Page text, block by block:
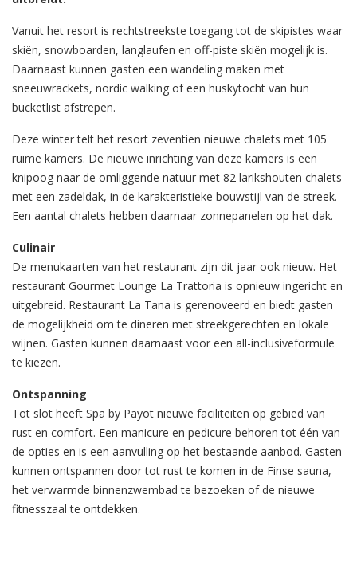
Vanuit het resort is rechtstreekste toegang tot de skipistes waar
skiën, snowboarden, langlaufen en off-piste skiën mogelijk is.
Daarnaast kunnen gasten een wandeling maken met
sneeuwrackets, nordic walking of een huskytocht van hun
bucketlist afstrepen.
Deze winter telt het resort zeventien nieuwe chalets met 105
ruime kamers. De nieuwe inrichting van deze kamers is een
knipoog naar de omliggende natuur met 82 larikshouten chalets
met een zadeldak, in de karakteristieke bouwstijl van de streek.
Een aantal chalets hebben daarnaar zonnepanelen op het dak.
Culinair
De menukaarten van het restaurant zijn dit jaar ook nieuw. Het
restaurant Gourmet Lounge La Trattoria is opnieuw ingericht en
uitgebreid. Restaurant La Tana is gerenoveerd en biedt gasten
de mogelijkheid om te dineren met streekgerechten en lokale
wijnen. Gasten kunnen daarnaast voor een all-inclusiveformule
te kiezen.
Ontspanning
Tot slot heeft Spa by Payot nieuwe faciliteiten op gebied van
rust en comfort. Een manicure en pedicure behoren tot één van
de opties en is een aanvulling op het bestaande aanbod. Gasten
kunnen ontspannen door tot rust te komen in de Finse sauna,
het verwarmde binnenzwembad te bezoeken of de nieuwe
fitnesszaal te ontdekken.